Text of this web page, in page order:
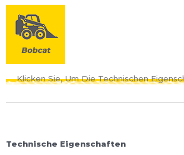
Klicken Sie, Um Die Technischen
Technische Eigenschaften